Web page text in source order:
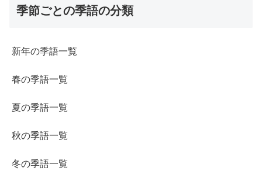
季節ごとの季語の分類
新年の季語一覧
春の季語一覧
夏の季語一覧
秋の季語一覧
冬の季語一覧